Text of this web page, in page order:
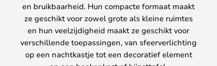
en bruikbaarheid. Hun compacte formaat maakt
ze geschikt voor zowel grote als kleine ruimtes
en hun veelzijdigheid maakt ze geschikt voor
verschillende toepassingen, van sfeerverlichting
op een nachtkastje tot een decoratief element